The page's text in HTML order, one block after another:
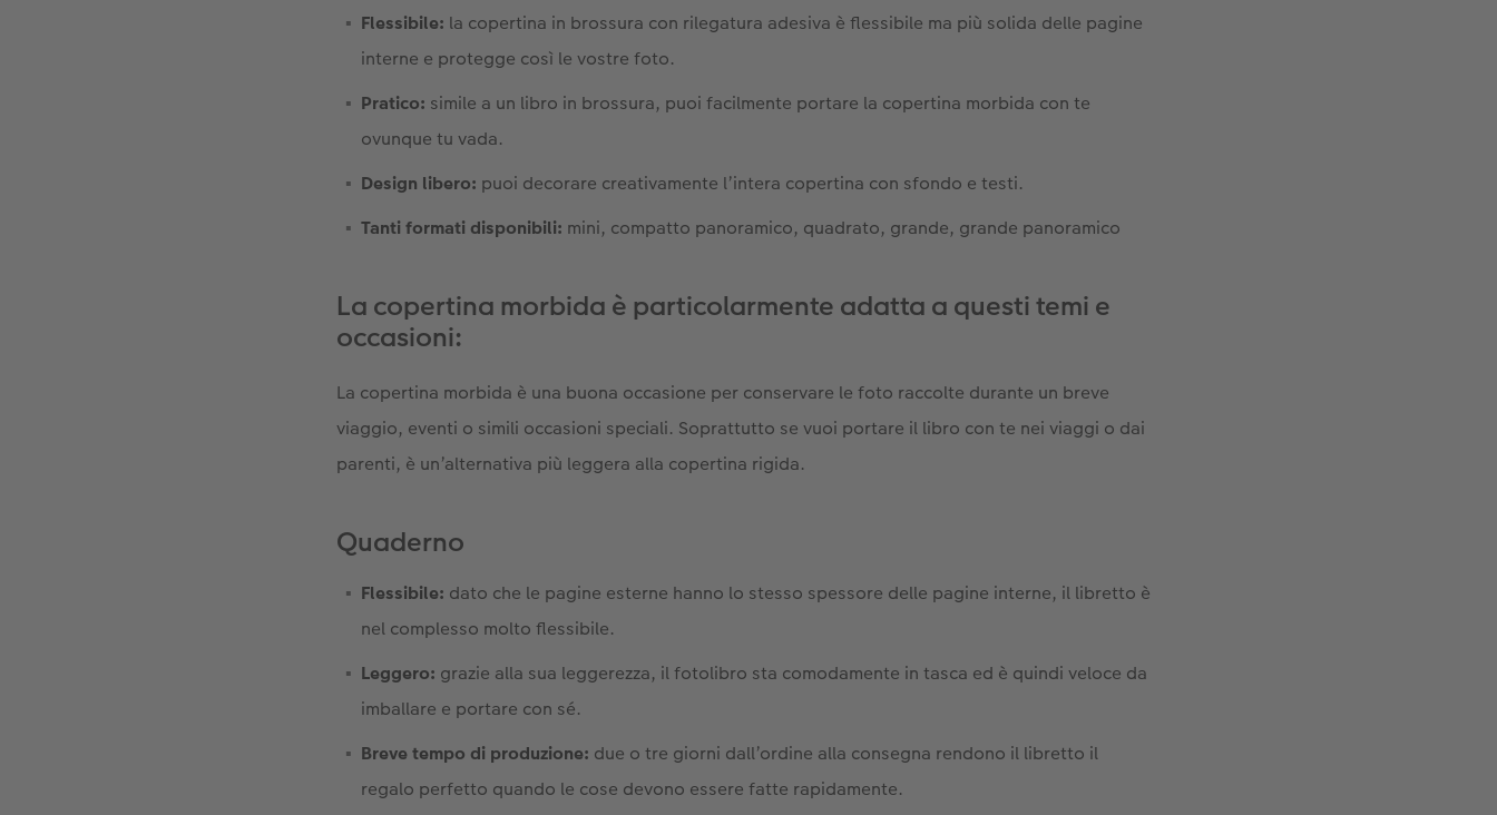
Flessibile: la copertina in brossura con rilegatura adesiva è flessibile ma più solida delle pagine
interne e protegge così le vostre foto.
Pratico: simile a un libro in brossura, puoi facilmente portare la copertina morbida con te
ovunque tu vada.
Design libero: puoi decorare creativamente l’intera copertina con sfondo e testi.
Tanti formati disponibili: mini, compatto panoramico, quadrato, grande, grande panoramico
La copertina morbida è particolarmente adatta a questi temi e
occasioni:
La copertina morbida è una buona occasione per conservare le foto raccolte durante un breve
viaggio, eventi o simili occasioni speciali. Soprattutto se vuoi portare il libro con te nei viaggi o dai
parenti, è un’alternativa più leggera alla copertina rigida.
Quaderno
Flessibile: dato che le pagine esterne hanno lo stesso spessore delle pagine interne, il libretto è
nel complesso molto flessibile.
Leggero: grazie alla sua leggerezza, il fotolibro sta comodamente in tasca ed è quindi veloce da
imballare e portare con sé.
Breve tempo di produzione: due o tre giorni dall’ordine alla consegna rendono il libretto il
regalo perfetto quando le cose devono essere fatte rapidamente.